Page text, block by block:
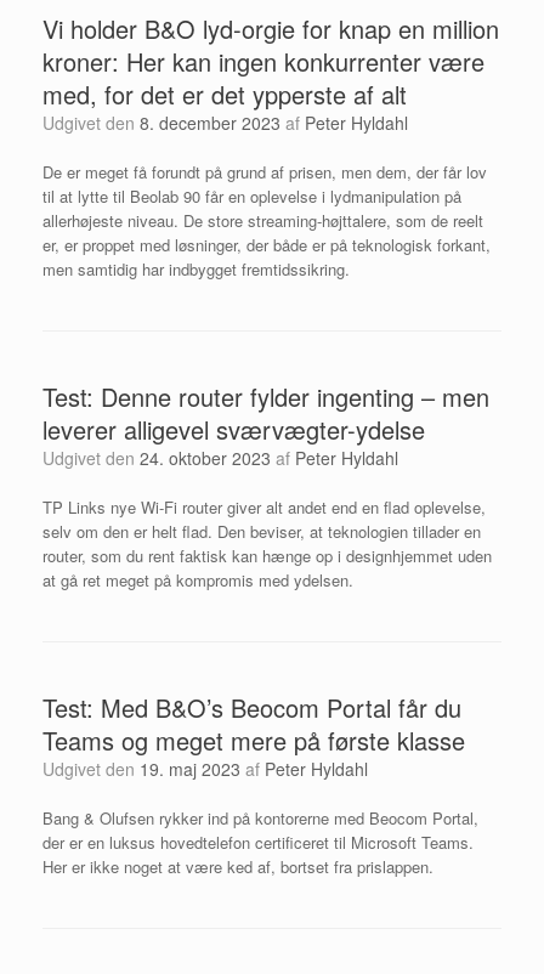
Vi holder B&O lyd-orgie for knap en million
kroner: Her kan ingen konkurrenter være
med, for det er det ypperste af alt
Udgivet den 8. december 2023 af Peter Hyldahl
De er meget få forundt på grund af prisen, men dem, der får lov
til at lytte til Beolab 90 får en oplevelse i lydmanipulation på
allerhøjeste niveau. De store streaming-højttalere, som de reelt
er, er proppet med løsninger, der både er på teknologisk forkant,
men samtidig har indbygget fremtidssikring.
Test: Denne router fylder ingenting – men
leverer alligevel sværvægter-ydelse
Udgivet den 24. oktober 2023 af Peter Hyldahl
TP Links nye Wi-Fi router giver alt andet end en flad oplevelse,
selv om den er helt flad. Den beviser, at teknologien tillader en
router, som du rent faktisk kan hænge op i designhjemmet uden
at gå ret meget på kompromis med ydelsen.
Test: Med B&O’s Beocom Portal får du
Teams og meget mere på første klasse
Udgivet den 19. maj 2023 af Peter Hyldahl
Bang & Olufsen rykker ind på kontorerne med Beocom Portal,
der er en luksus hovedtelefon certificeret til Microsoft Teams.
Her er ikke noget at være ked af, bortset fra prislappen.